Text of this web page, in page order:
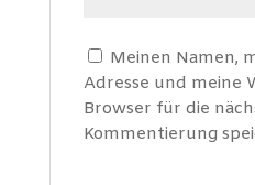
Meinen Namen,
Adresse und meine
Browser für die
Kommentierung